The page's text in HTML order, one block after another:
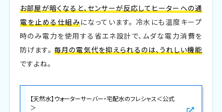
お部屋が暗くなると、センサーが反応してヒーターへの通
電を止める仕組みになっています。 冷水にも温度キープ
時のみ電力を使用する省エネ設計で、ムダな電力消費を
防げます。 毎月の電気代を抑えられるのは、うれしい機能
ですよね。
【天然水】ウォーターサーバー・宅配水のフレシャス＜公式
＞